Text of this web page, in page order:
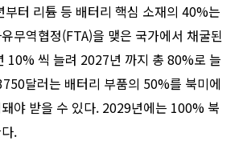
부터 리튬 등 배터리 핵심 소재의 40%는
무역협정(FTA)을 맺은 국가에서 채굴된
10% 씩 늘려 2027년 까지 총 80%로 늘
달러는 배터리 부품의 50%를 북미에
야 받을 수 있다. 2029년에는 100% 북
.